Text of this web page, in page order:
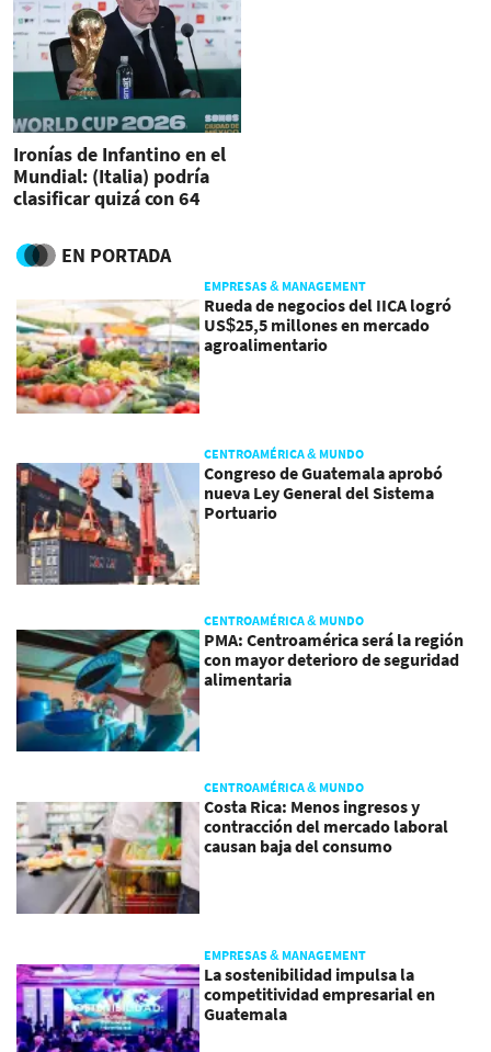
Ironías de Infantino en el
Mundial: (Italia) podría
clasificar quizá con 64
EN PORTADA
EMPRESAS & MANAGEMENT
Rueda de negocios del IICA logró
US$25,5 millones en mercado
agroalimentario
CENTROAMÉRICA & MUNDO
Congreso de Guatemala aprobó
nueva Ley General del Sistema
Portuario
CENTROAMÉRICA & MUNDO
PMA: Centroamérica será la región
con mayor deterioro de seguridad
alimentaria
CENTROAMÉRICA & MUNDO
Costa Rica: Menos ingresos y
contracción del mercado laboral
causan baja del consumo
EMPRESAS & MANAGEMENT
La sostenibilidad impulsa la
competitividad empresarial en
Guatemala